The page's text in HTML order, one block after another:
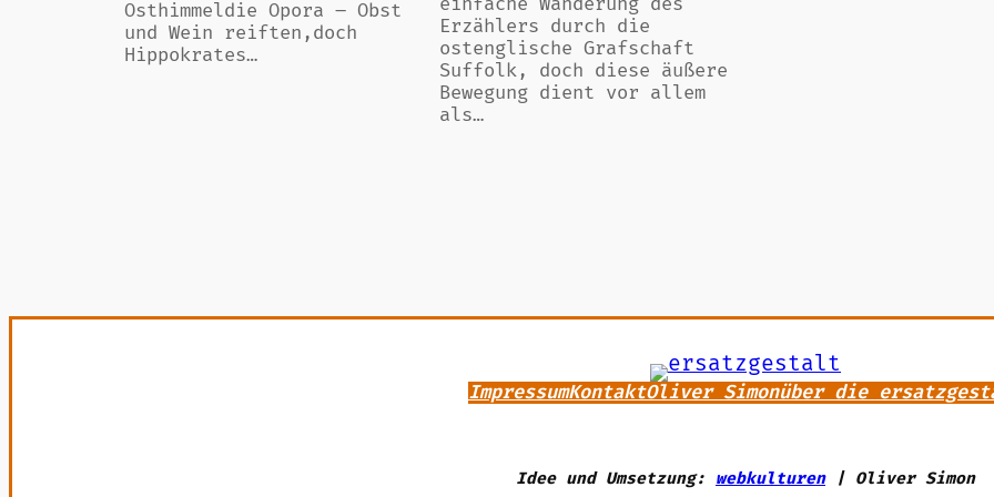
Osthimmeldie Opora – Obst
und Wein reiften,doch
Hippokrates…
einfache Wanderung des
Erzählers durch die
ostenglische Grafschaft
Suffolk, doch diese äußere
Bewegung dient vor allem
als…
ImpressumKontaktOliver Simonüber die
Idee und Umsetzung: webkulturen| Oliver Simon